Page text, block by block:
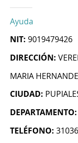
Ayuda
NIT: 9019479426
DIRECCIÓN:
MARIA
CIUDAD:
DEPARTAMENTO:
TELÉFONO: